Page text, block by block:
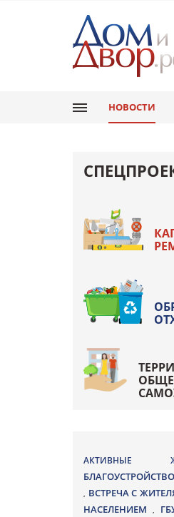
НОВОСТИ
АКТИВНЫЕ
БЛАГОУСТРОЙСТВО
, ВСТРЕЧА С
НАСЕЛЕНИЕМ
,